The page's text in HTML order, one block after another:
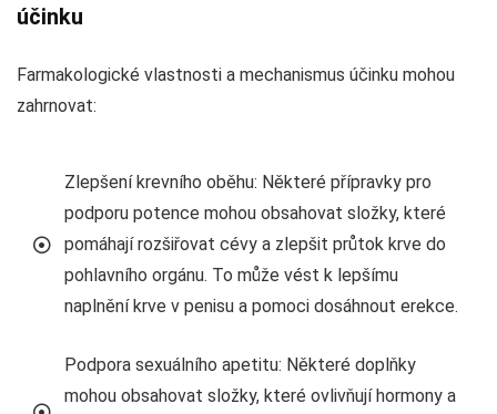
účinku
Farmakologické vlastnosti a mechanismus účinku mohou
zahrnovat:
Zlepšení krevního oběhu: Některé přípravky pro
podporu potence mohou obsahovat složky, které
pomáhají rozšiřovat cévy a zlepšit průtok krve do
pohlavního orgánu. To může vést k lepšímu
naplnění krve v penisu a pomoci dosáhnout erekce.
Podpora sexuálního apetitu: Některé doplňky
mohou obsahovat složky, které ovlivňují hormony a